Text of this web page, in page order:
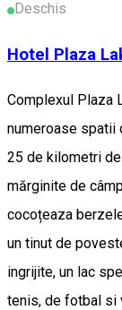
Deschis
Hotel Plaza
Complexul Plaza
numeroase spatii
25 de kilometri
mărginite de
cocoțeaza
un tinut de
ingrijite, un lac
tenis, de fotbal si